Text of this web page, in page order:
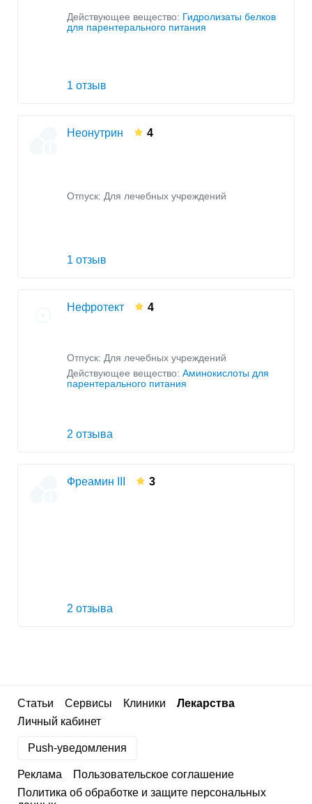
Действующее вещество: Гидролизаты белков
для парентерального питания
1 отзыв
Неонутрин 4
Отпуск: Для лечебных учреждений
1 отзыв
Нефротект 4
Отпуск: Для лечебных учреждений
Действующее вещество: Аминокислоты для
парентерального питания
2 отзыва
Фреамин III 3
2 отзыва
Статьи Сервисы Клиники
Лекарства
Личный кабинет
Push-уведомления
Реклама
Пользовательское соглашение
Политика об обработке и защите персональных